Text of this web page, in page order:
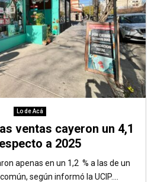
Lo de Acá
ventas cayeron un 4,1
a 2025
apenas en un 1,2 % a las de un
según informó la UCIP....